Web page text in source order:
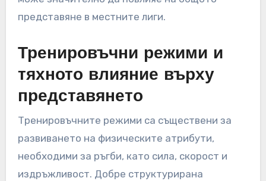
представяне в местните лиги.
Тренировъчни режими и
тяхното влияние върху
представянето
Тренировъчните режими са съществени за
развиването на физическите атрибути,
необходими за ръгби, като сила, скорост и
издръжливост. Добре структурирана